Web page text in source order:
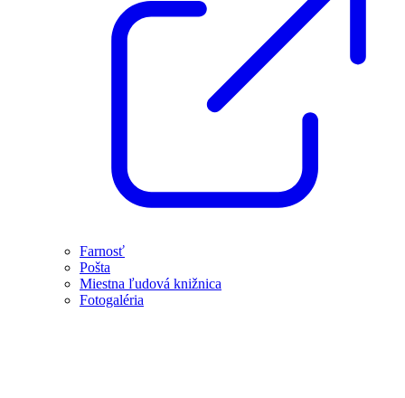
Farnosť
Pošta
Miestna ľudová knižnica
Fotogaléria